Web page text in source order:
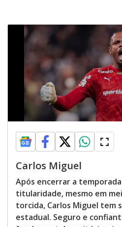
Carlos Miguel
Após encerrar a
titularidade, mesmo em
torcida, Carlos Miguel tem
estadual. Seguro e